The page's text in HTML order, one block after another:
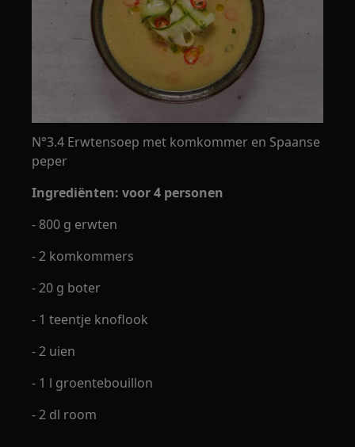
N°3.4 Erwtensoep met komkommer en Spaanse
peper
Ingrediënten: voor 4 personen
- 800 g erwten
- 2 komkommers
- 20 g boter
- 1 teentje knoflook
- 2 uien
- 1 l groentebouillon
- 2 dl room